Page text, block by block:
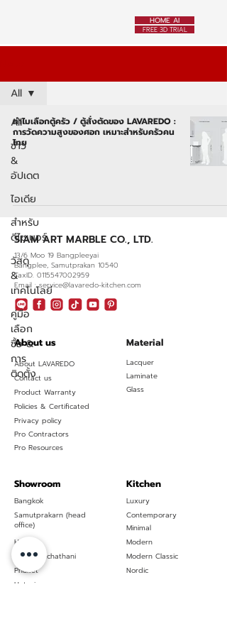
HOME AI
FREE 3D TRIAL
All
ข่าว
&
อัปเดต
ไอเดีย
สำหรับ
ดีไซเนอร์
วัสดุ
&
เทคโนโลยี
คู่มือ
เลือก
ซื้อ &
การ
ติดตั้ง
All
ทำไมเลือกตู้ครัว / ตู้สั่งตัดของ LAVAREDO :
การวัดความสูงของศอก เหมาะสำหรับครัวคน
ไทย
SIAM ART MARBLE CO., LTD.
13/6 Moo 19 Bangpleeyai
Bangplee, Samutprakan 10540
TaxID. 0115547002959
Email : service@lavaredo-kitchen.com
About us
About LAVAREDO
Contact us
Product Warranty
Material
Lacquer
Laminate
Glass
Policies & Certificated
Privacy policy
Pro Contractors
Pro Resources
Showroom
Bangkok
Samutprakarn (head
office)
Huahin
Ubon Ratchathani
Phuket
Kitchen
Luxury
Contemporary
Minimal
Modern
Modern Classic
Nordic
Hatyai